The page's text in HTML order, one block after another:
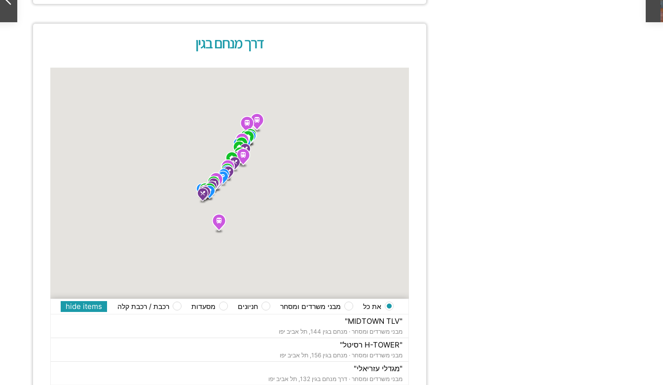
דרך מנחם בגין
"MIDTOWN TLV"
מבני משרדים ומסחר · מנחם בגין 144, תל אביב יפו
"H-TOWER רסיטל"
מבני משרדים ומסחר · מנחם בגין 156, תל אביב יפו
"מגדלי עזריאלי"
מבני משרדים ומסחר · דרך מנחם בגין 132, תל אביב יפו
hide items את כל מבני משרדים ומסחר חניונים מסעדות רכבת / רכבת קלה